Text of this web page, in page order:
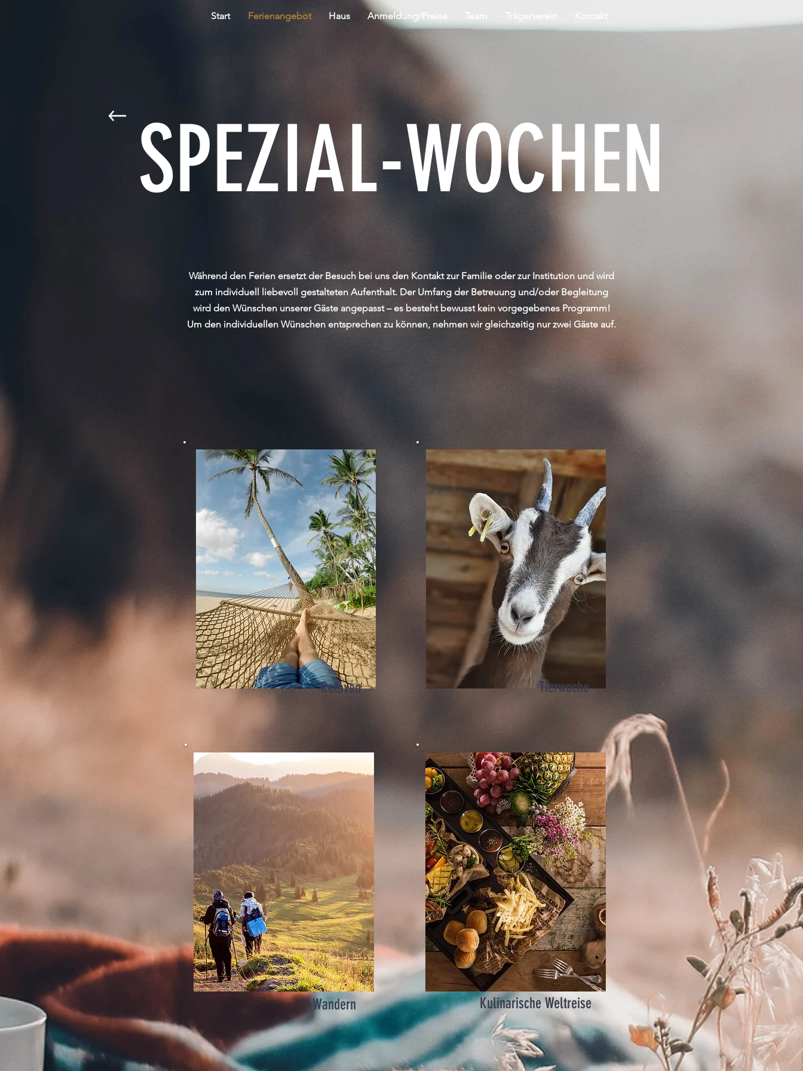
Start Ferienangebot Haus Anmeldung/Preise Team
SPEZIAL-WOCHEN
Während den Ferien ersetzt der Besuch bei uns den Kontakt zur Familie oder zur Institution und wird
zum individuell liebevoll gestalteten Aufenthalt. Der Umfang der Betreuung und/oder Begleitung
wird den Wünschen unserer Gäste angepasst – es besteht bewusst kein vorgegebenes Programm!
Um den individuellen Wünschen entsprechen zu können, nehmen wir gleichzeitig nur zwei Gäste auf.
Relaxen Tierwoche
Wandern Kulinarische Weltreise